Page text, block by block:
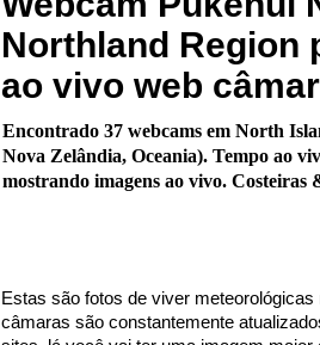
Northland Region
ao vivo web
Encontrado 37 webcams em North
Nova Zelândia, Oceania). Tempo ao
mostrando imagens ao vivo. Costeiras
Estas são fotos de viver
câmaras são constantemente